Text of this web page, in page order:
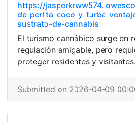
https://
de-perlita-coco-y-turba-
sustrato-de-cannabis
El turismo cannábico surge en
regulación amigable, pero
proteger residentes y visitantes.
Submitted on 2026-04-09